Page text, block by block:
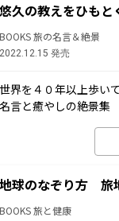
悠久の教えをひもと
BOOKS 旅の名言＆絶景
2022.12.15 発売
世界を４０年以上歩い
名言と癒やしの絶景集
地球のなぞり方
BOOKS 旅と健康